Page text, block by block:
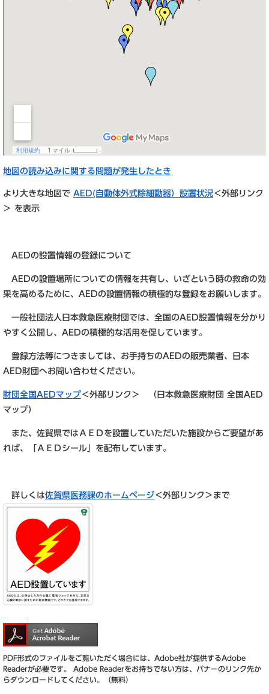
地図の読み込みに関する問題が発生したとき
より大きな地図で AED(自動体外式除細動器）設置状況＜外部リンク
＞ を表示
AEDの設置情報の登録について
AEDの設置場所についての情報を共有し、いざという時の救命の効
果を高めるために、AEDの設置情報の積極的な登録をお願いします。
一般社団法人日本救急医療財団では、全国のAED設置情報を分かり
やすく公開し、AEDの積極的な活用を促しています。
登録方法等につきましては、お手持ちのAEDの販売業者、日本
AED財団へお問い合わせください。
財団全国AEDマップ＜外部リンク＞
（日本救急医療財団 全国AED
マップ）
また、佐賀県ではＡＥＤを設置していただいた施設からご要望があ
れば、「ＡＥＤシール」を配布しています。
詳しくは佐賀県医務課のホームページ＜外部リンク＞ まで
PDF形式のファイルをご覧いただく場合には、Adobe社が提供するAdobe
Readerが必要です。
Adobe Readerをお持ちでない方は、バナーのリンク先か
らダウンロードしてください。（無料）